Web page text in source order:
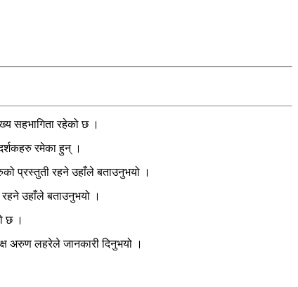
सहभागिता रहेको छ ।
रमेका हुन् ।
प्रस्तुती रहने उहाँले बताउनुभयो ।
उहाँले बताउनुभयो ।
छ ।
अरुण लहरेले जानकारी दिनुभयो ।